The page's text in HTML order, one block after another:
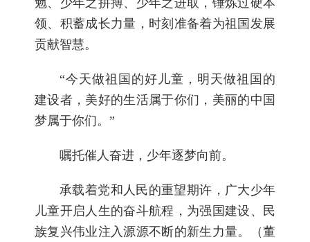
勉、少年之拼搏、少年之进取，锤炼过硬本
领、积蓄成长力量，时刻准备着为祖国发展
贡献智慧。
“今天做祖国的好儿童，明天做祖国的
建设者，美好的生活属于你们，美丽的中国
梦属于你们。”
嘱托催人奋进，少年逐梦向前。
承载着党和人民的重望期许，广大少年
儿童开启人生的奋斗航程，为强国建设、民
族复兴伟业注入源源不断的新生力量。（董